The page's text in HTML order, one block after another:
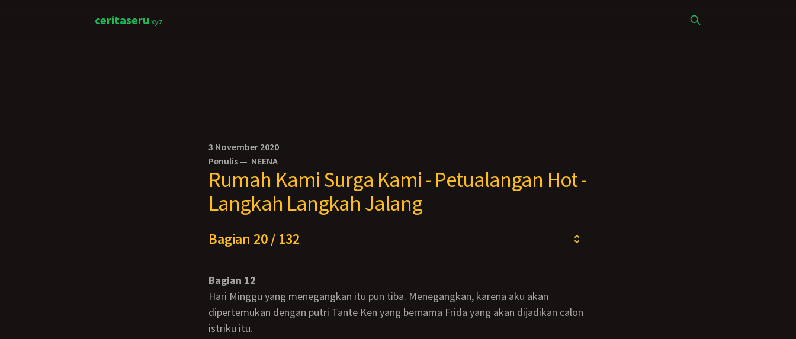
ceritaseru.xyz
3 November 2020
Penulis — NEENA
Rumah Kami Surga Kami - Petualangan Hot -
Langkah Langkah Jalang
Bagian 20 / 132
Bagian 12
Hari Minggu yang menegangkan itu pun tiba. Menegangkan, karena aku akan
dipertemukan dengan putri Tante Ken yang bernama Frida yang akan dijadikan calon
istriku itu.